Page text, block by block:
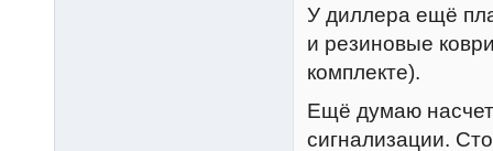
У диллера ещё
и резиновые
комплекте).
Ещё думаю насчет
сигнализации.